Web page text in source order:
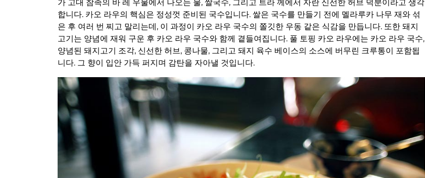
가 고대 참족의 바 레 우물에서 나오는 물, 쌀국수, 그리고 트라 께에서 자란 신선한 허브 덕분이라고 생각
합니다. 카오 라우의 핵심은 정성껏 준비된 국수입니다. 쌀은 국수를 만들기 전에 멜라루카 나무 재와 섞
은 후 여러 번 찌고 말리는데, 이 과정이 카오 라우 국수의 쫄깃한 우동 같은 식감을 만듭니다. 또한 돼지
고기는 양념에 재워 구운 후 카오 라우 국수와 함께 곁들여집니다. 풀 토핑 카오 라우에는 카오 라우 국수,
양념된 돼지고기 조각, 신선한 허브, 콩나물, 그리고 돼지 육수 베이스의 소스에 버무린 크루통이 포함됩
니다. 그 향이 입안 가득 퍼지며 감탄을 자아낼 것입니다.